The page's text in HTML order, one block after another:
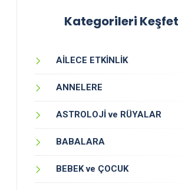
Kategorileri Keşfet
AİLECE ETKİNLİK
ANNELERE
ASTROLOJİ ve RÜYALAR
BABALARA
BEBEK ve ÇOCUK